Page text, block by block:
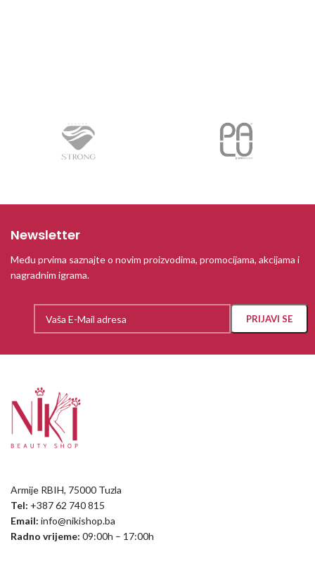
Newsletter
Među prvima saznajte o novim proizvodima, promocijama, akcijama i
nagradnim igrama.
Armije RBIH, 75000 Tuzla
Tel: +387 62 740 815
Email: info@nikishop.ba
Radno vrijeme: 09:00h – 17:00h